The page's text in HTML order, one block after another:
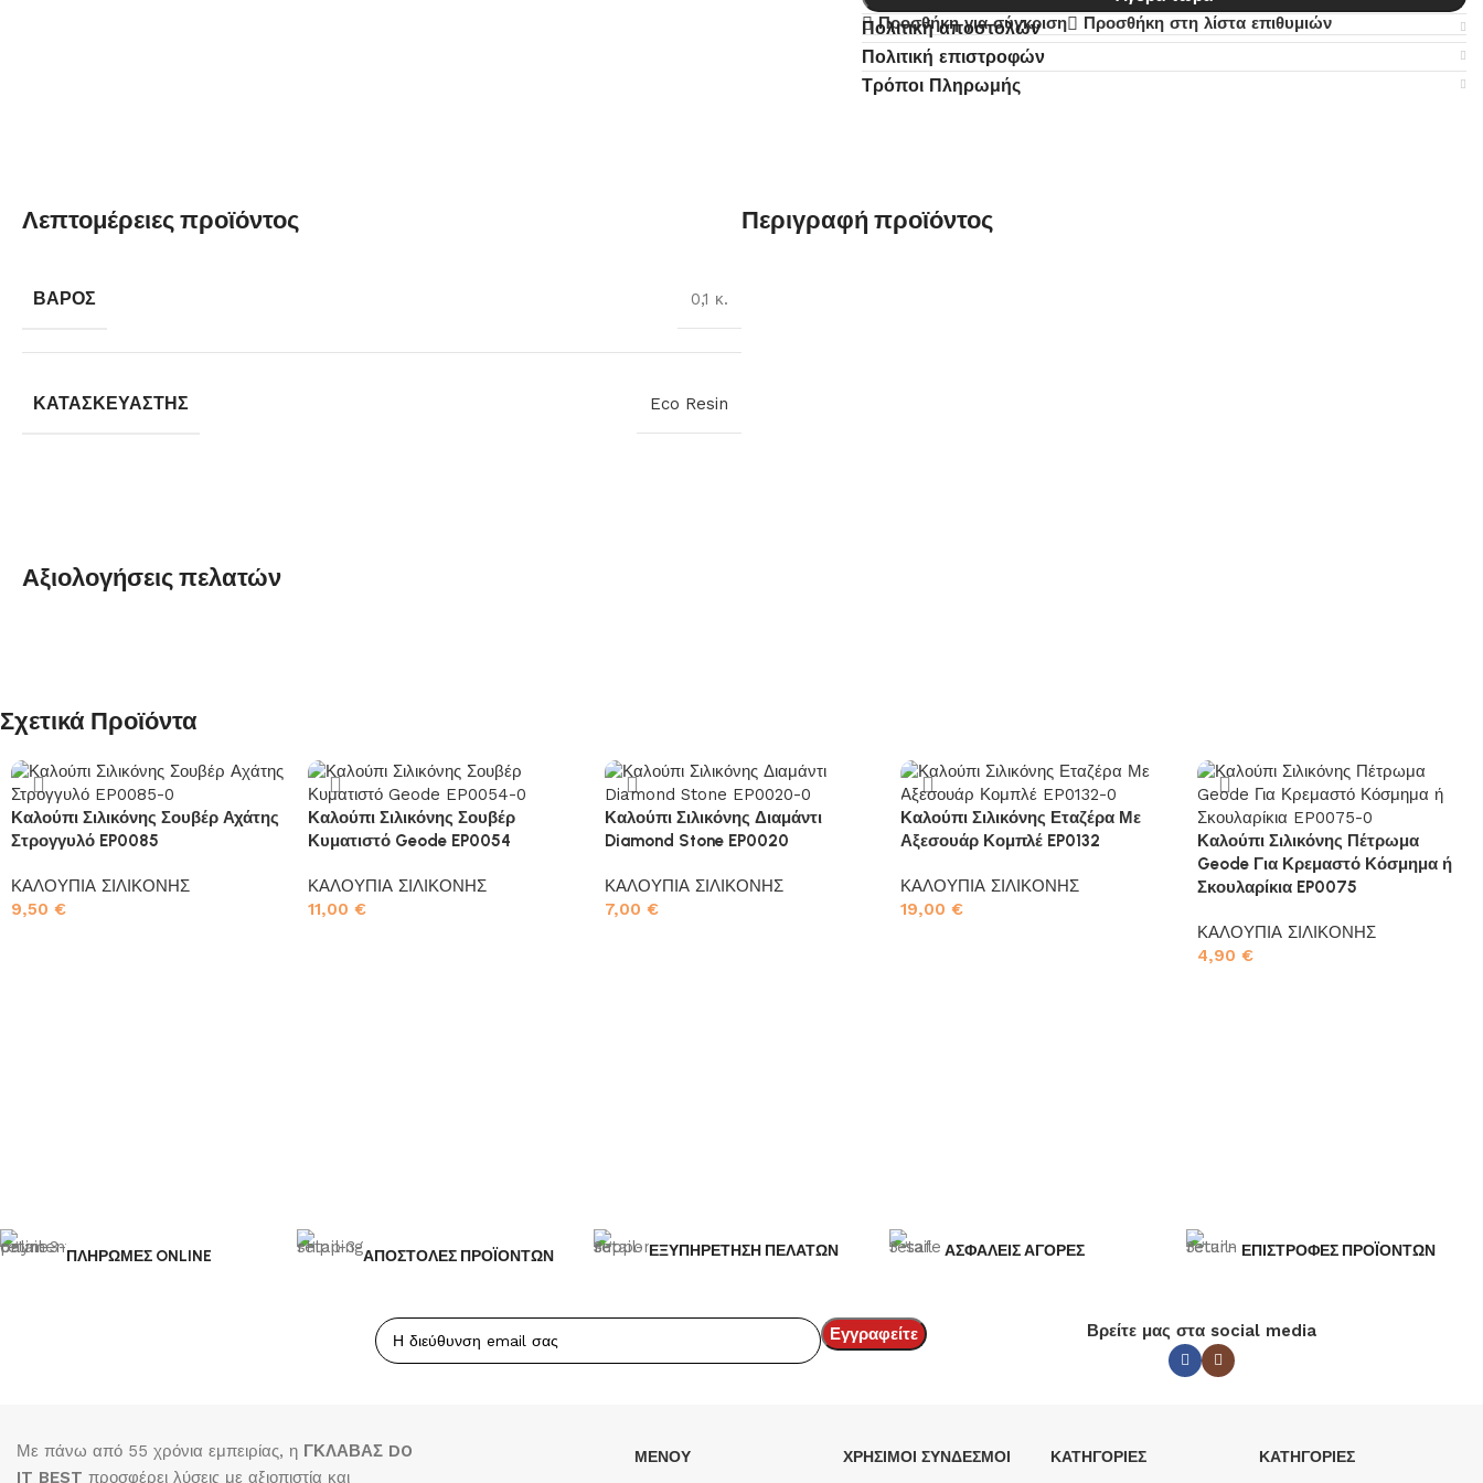
Προσθήκη για σύγκριση
Προσθήκη στη λίστα επιθυμιών
Πολιτική αποστολών
Πολιτική επιστροφών
Τρόποι Πληρωμής
Λεπτομέρειες προϊόντος
ΒΆΡΟΣ 0,1 κ.
ΚΑΤΑΣΚΕΥΑΣΤΉΣ Eco Resin
Περιγραφή προϊόντος
Αξιολογήσεις πελατών
Σχετικά Προϊόντα
Καλούπι Σιλικόνης Σουβέρ Αχάτης
Στρογγυλό EP0085
ΚΑΛΟΥΠΙΑ ΣΙΛΙΚΟΝΗΣ
9,50 €
Καλούπι Σιλικόνης Σουβέρ
Κυματιστό Geode EP0054
ΚΑΛΟΥΠΙΑ ΣΙΛΙΚΟΝΗΣ
11,00 €
Καλούπι Σιλικόνης Διαμάντι
Diamond Stone EP0020
ΚΑΛΟΥΠΙΑ ΣΙΛΙΚΟΝΗΣ
7,00 €
Καλούπι Σιλικόνης Εταζέρα Με
Αξεσουάρ Κομπλέ EP0132
ΚΑΛΟΥΠΙΑ ΣΙΛΙΚΟΝΗΣ
19,00€
Καλούπι Σιλικόνης Πέτρωμα
Geode Για Κρεμαστό Κόσμημα ή
Σκουλαρίκια EP0075
ΚΑΛΟΥΠΙΑ ΣΙΛΙΚΟΝΗΣ
4,90€
ΠΛΗΡΩΜΕΣ ONLINE ΑΠΟΣΤΟΛΕΣ ΠΡΟΪΟΝΤΩΝ ΕΞΥΠΗΡΕΤΗΣΗ ΠΕΛΑΤΩΝ ΑΣΦΑΛΕΙΣ ΑΓΟΡΕΣ ΕΠΙΣΤΡΟΦΕΣ ΠΡΟΪΟΝΤΩΝ
Βρείτε μας στα social media
Με πάνω από 55 χρόνια εμπειρίας, η ΓΚΛΑΒΑΣ DO
IT BEST προσφέρει λύσεις με αξιοπιστία και
ΜΕΝΟΥ ΧΡΉΣΙΜΟΙ ΣΎΝΔΕΣΜΟΙ ΚΑΤΗΓΟΡΙΕΣ ΚΑΤΗΓΟΡΙΕΣ